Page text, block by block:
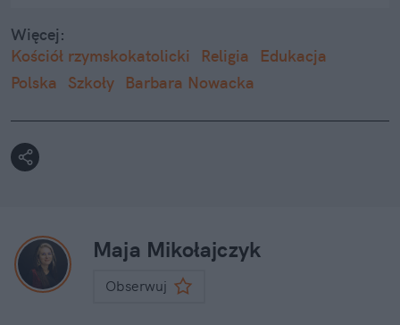
Więcej:
Kościół rzymskokatolicki
Religia
Edukacja
Polska
Szkoły Barbara Nowacka
Maja Mikołajczyk
Obserwuj